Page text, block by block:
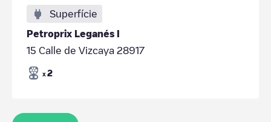
Superfície
Petroprix Leganés I
15 Calle de Vizcaya 28917
x 2